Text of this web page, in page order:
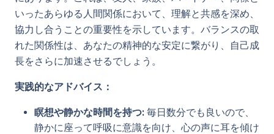
いったあらゆる人間関係において、理解と共感を深め、
協力し合うことの重要性を示しています。バランスの取
れた関係性は、あなたの精神的な安定に繋がり、自己成
長をさらに加速させるでしょう。
実践的なアドバイス：
瞑想や静かな時間を持つ: 毎日数分でも良いので、
静かに座って呼吸に意識を向け、心の声に耳を傾け